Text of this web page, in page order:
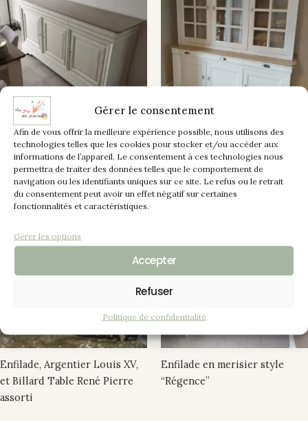
Gérer le consentement
Afin de vous offrir la meilleure expérience possible, nous utilisons des
technologies telles que les cookies pour stocker et/ou accéder aux
informations de l’appareil. Le consentement à ces technologies nous
permettra de traiter des données telles que le comportement de
navigation ou les identifiants uniques sur ce site. Le refus ou le retrait
du consentement peut avoir un effet négatif sur certaines
fonctionnalités et caractéristiques.
Gérer les options
Accepter
Refuser
Politique de confidentialité
Enfilade merisier style Louis
Philippe relookée façon
“contemporaine”
Enfilade vaisselier merisier
style Louis Philippe rénové
Enfilade, Argentier Louis XV,
et Billard Table René Pierre
assorti
Enfilade en merisier style
“Régence”